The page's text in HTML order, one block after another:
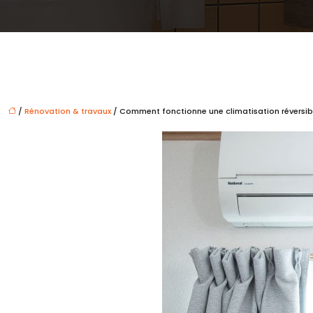
/ Rénovation & travaux/ Comment fonctionne une climatisation